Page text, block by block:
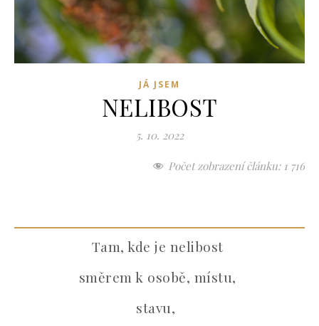
JÁ JSEM
NELIBOST
5. 10. 2022
Počet zobrazení článku: 1 716
Tam, kde je nelibost
směrem k osobě, místu,
stavu,